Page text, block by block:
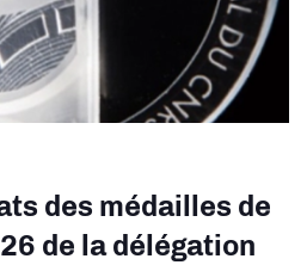
des médailles de
de la délégation